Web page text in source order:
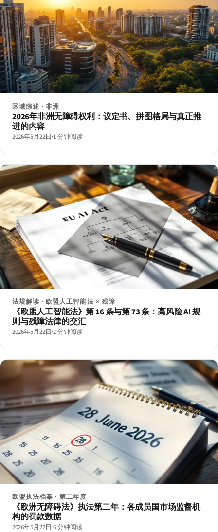
区域综述 · 非洲
2026年非洲无障碍权利：议定书、拼图格局与真正推
进的内容
2026年5月22日·1 分钟阅读
法规解读 · 欧盟人工智能法 × 残障
《欧盟人工智能法》第 16 条与第 73 条：高风险 AI 规
则与残障法律的交汇
2026年5月22日·2 分钟阅读
欧盟执法档案 · 第二年度
《欧洲无障碍法》执法第二年：各成员国市场监督机
构的罚款数据
2026年5月22日·6 分钟阅读